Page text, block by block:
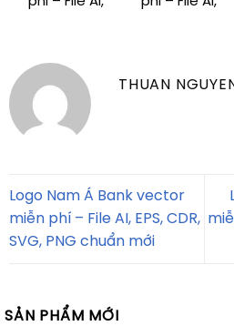
THUAN
Logo Nam Á Bank vector
miễn phí – File AI, EPS, CDR,
SVG, PNG chuẩn mới
SẢN PHẨM MỚI